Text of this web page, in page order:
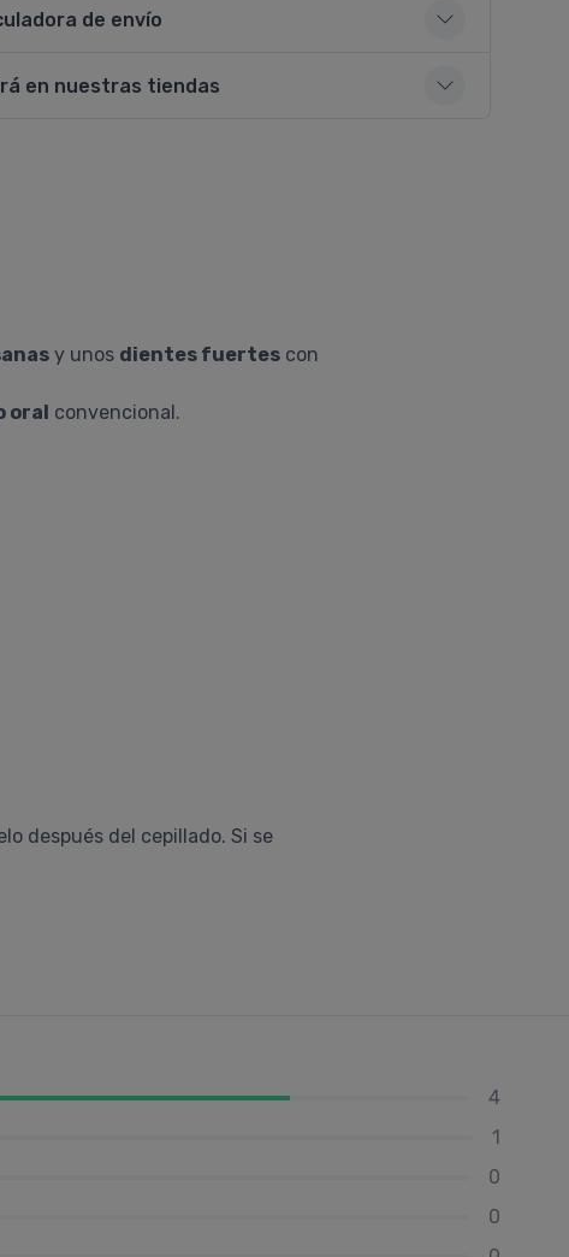
de envío
en nuestras tiendas
y unos dientes fuertes con
oral convencional.
después del cepillado. Si se
4
1
0
0